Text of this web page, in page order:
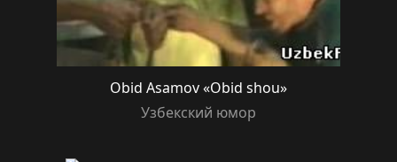
Obid Asamov «Obid shou»
Узбекский юмор